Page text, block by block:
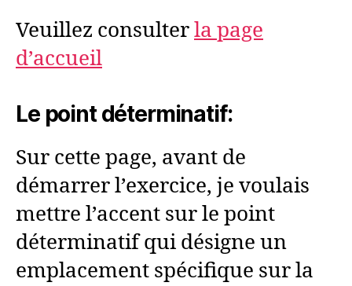
Veuillez consulterla page
d’accueil
Le point déterminatif:
Sur cette page, avant de
démarrer l’exercice, je voulais
mettre l’accent sur le point
déterminatif qui désigne un
emplacement spécifique sur la